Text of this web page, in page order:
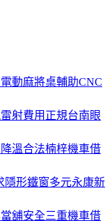
動麻將桌輔助CNC
射費用正規台南眼
溫合法楠梓機車借
隱形鐵窗多元永康新
舖安全三重機車借